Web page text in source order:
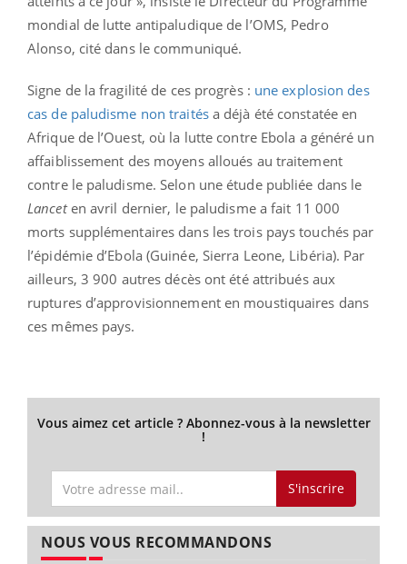
mondial de lutte antipaludique de l’OMS, Pedro
Alonso, cité dans le communiqué.
Signe de la fragilité de ces progrès : une explosion des
cas de paludisme non traitésa déjà été constatée en
Afrique de l’Ouest, où la lutte contre Ebola a généré un
affaiblissement des moyens alloués au traitement
contre le paludisme. Selon une étude publiée dans le
Lanceten avril dernier, le paludisme a fait 11 000
morts supplémentaires dans les trois pays touchés par
l’épidémie d’Ebola (Guinée, Sierra Leone, Libéria). Par
ailleurs, 3 900 autres décès ont été attribués aux
ruptures d’approvisionnement en moustiquaires dans
ces mêmes pays.
Vous aimez cet article ? Abonnez-vous à la newsletter
!
S'inscrire
NOUS VOUS RECOMMANDONS